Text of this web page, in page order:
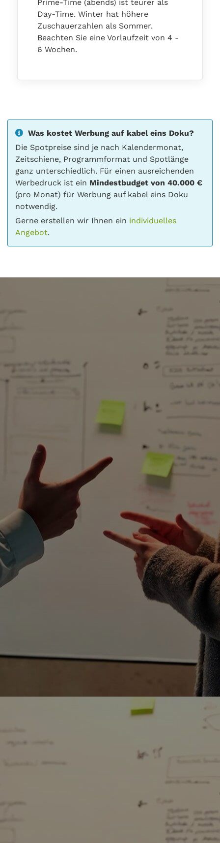
Prime-Time (abends) ist teurer als
Day-Time. Winter hat höhere
Zuschauerzahlen als Sommer.
Beachten Sie eine Vorlaufzeit von 4 -
6 Wochen.
Was kostet Werbung auf kabel eins Doku?
Die Spotpreise sind je nach Kalendermonat,
Zeitschiene, Programmformat und Spotlänge
ganz unterschiedlich. Für einen ausreichenden
Werbedruck ist ein Mindestbudget von 40.000 €
(pro Monat) für Werbung auf kabel eins Doku
notwendig.
Gerne erstellen wir Ihnen ein individuelles
Angebot.